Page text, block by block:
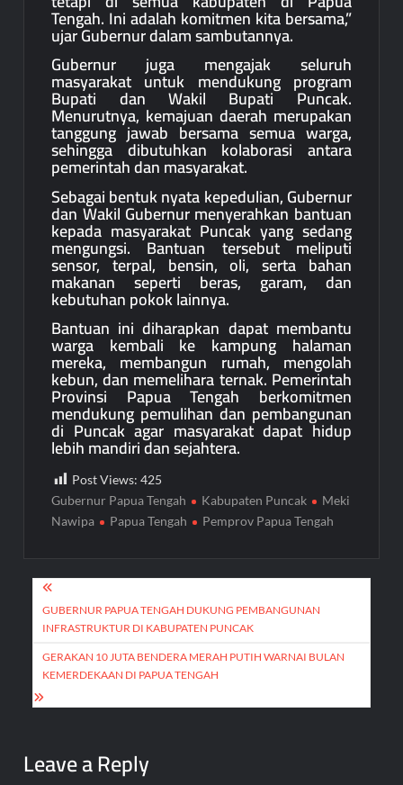
Tengah. Ini adalah komitmen kita bersama,”
ujar Gubernur dalam sambutannya.
Gubernur juga mengajak seluruh
masyarakat untuk mendukung program
Bupati dan Wakil Bupati Puncak.
Menurutnya, kemajuan daerah merupakan
tanggung jawab bersama semua warga,
sehingga dibutuhkan kolaborasi antara
pemerintah dan masyarakat.
Sebagai bentuk nyata kepedulian, Gubernur
dan Wakil Gubernur menyerahkan bantuan
kepada masyarakat Puncak yang sedang
mengungsi. Bantuan tersebut meliputi
sensor, terpal, bensin, oli, serta bahan
makanan seperti beras, garam, dan
kebutuhan pokok lainnya.
Bantuan ini diharapkan dapat membantu
warga kembali ke kampung halaman
mereka, membangun rumah, mengolah
kebun, dan memelihara ternak. Pemerintah
Provinsi Papua Tengah berkomitmen
mendukung pemulihan dan pembangunan
di Puncak agar masyarakat dapat hidup
lebih mandiri dan sejahtera.
Post Views: 425
Gubernur Papua Tengah
Kabupaten Puncak
Meki
Nawipa
Papua Tengah Pemprov Papua Tengah
Post
navigation
GUBERNUR PAPUA TENGAH DUKUNG PEMBANGUNAN
INFRASTRUKTUR DI KABUPATEN PUNCAK
GERAKAN 10 JUTA BENDERA MERAH PUTIH WARNAI BULAN
KEMERDEKAAN DI PAPUA TENGAH
Leave a Reply